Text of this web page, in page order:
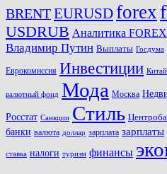
BRENTEURUSD forex
USDRUB Аналитика FOREX
Владимир Путин Выплаты Госдума
Еврокомиссия Инвестиции Китай
валютный фонд Мода Москва
Росстат Санкции Стиль
банки валюта доллар зарплата зарплаты
ставка налоги туризм финансы